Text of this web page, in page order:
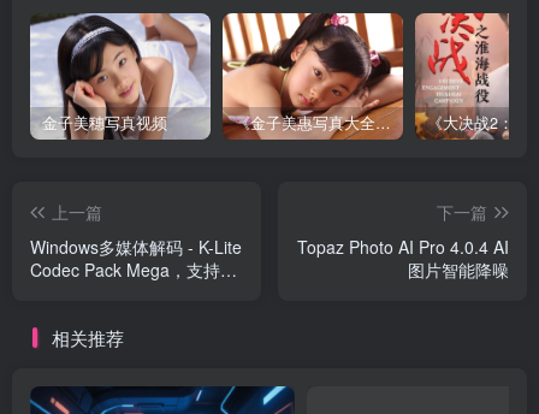
金子美穗写真视频 《金子美惠写真大全》第一卷
上一篇
Windows多媒体解码 - K-Lite
Codec Pack Mega，支持超
下一篇
Topaz Photo AI Pro 4.0.4 AI
图片智能降噪
相关推荐